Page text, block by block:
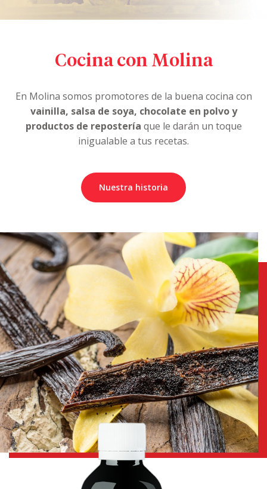
Cocina con Molina
En Molina somos promotores de la buena cocina con
vainilla, salsa de soya, chocolate en polvo y
productos de repostería que le darán un toque
inigualable a tus recetas.
Nuestra historia